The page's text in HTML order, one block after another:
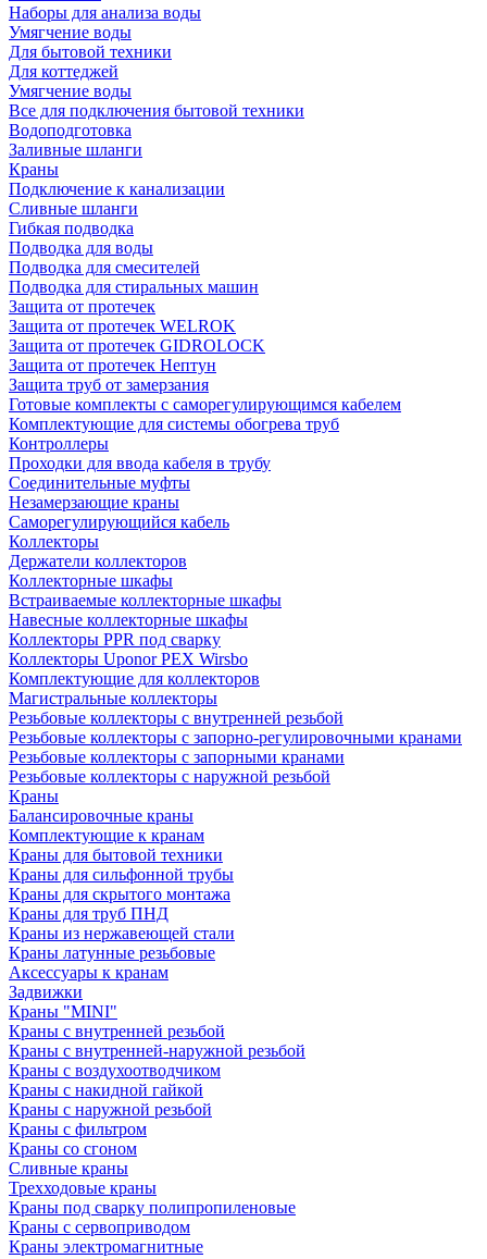
Наборы для анализа воды
Умягчение воды
Для бытовой техники
Для коттеджей
Умягчение воды
Все для подключения бытовой техники
Водоподготовка
Заливные шланги
Краны
Подключение к канализации
Сливные шланги
Гибкая подводка
Подводка для воды
Подводка для смесителей
Подводка для стиральных машин
Защита от протечек
Защита от протечек WELROK
Защита от протечек GIDROLOCK
Защита от протечек Нептун
Защита труб от замерзания
Готовые комплекты с саморегулирующимся кабелем
Комплектующие для системы обогрева труб
Контроллеры
Проходки для ввода кабеля в трубу
Соединительные муфты
Незамерзающие краны
Саморегулирующийся кабель
Коллекторы
Держатели коллекторов
Коллекторные шкафы
Встраиваемые коллекторные шкафы
Навесные коллекторные шкафы
Коллекторы PPR под сварку
Коллекторы Uponor PEX Wirsbo
Комплектующие для коллекторов
Магистральные коллекторы
Резьбовые коллекторы с внутренней резьбой
Резьбовые коллекторы с запорно-регулировочными кранами
Резьбовые коллекторы с запорными кранами
Резьбовые коллекторы с наружной резьбой
Краны
Балансировочные краны
Комплектующие к кранам
Краны для бытовой техники
Краны для сильфонной трубы
Краны для скрытого монтажа
Краны для труб ПНД
Краны из нержавеющей стали
Краны латунные резьбовые
Аксессуары к кранам
Задвижки
Краны "MINI"
Краны с внутренней резьбой
Краны с внутренней-наружной резьбой
Краны с воздухоотводчиком
Краны с накидной гайкой
Краны с наружной резьбой
Краны с фильтром
Краны со сгоном
Сливные краны
Трехходовые краны
Краны под сварку полипропиленовые
Краны с сервоприводом
Краны электромагнитные